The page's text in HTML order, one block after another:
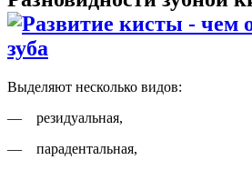
Выделяют несколько видов:
— резидуальная,
— парадентальная,